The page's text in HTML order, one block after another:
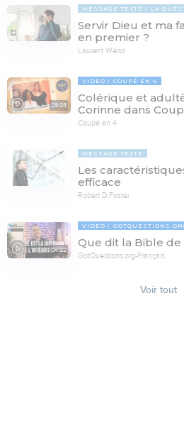
MESSAGE TEXTE LA
Servir Dieu et ma
en premier ?
Laurent Weiss
29:05
VIDÉO COUPÉ EN 4
Colérique et
Corinne dans
Coupé en 4
MESSAGE TEXTE
Les
efficace
Robert D.Foster
04:22
VIDÉO
Que dit la Bible
GotQuestions.org-Français
Voir tout